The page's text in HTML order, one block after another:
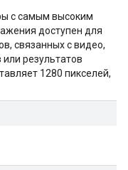
с самым высоким
доступен для
связанных с видео,
результатов
1280 пикселей,